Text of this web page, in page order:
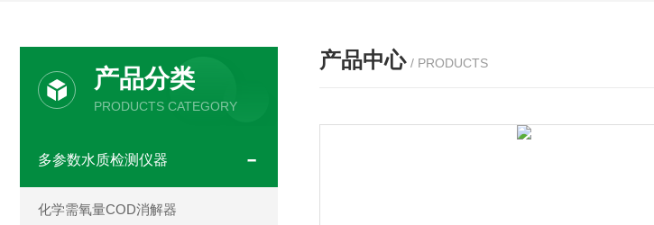
产品中心 / PRODUCTS
产品分类
PRODUCTS CATEGORY
多参数水质检测仪器
化学需氧量COD消解器